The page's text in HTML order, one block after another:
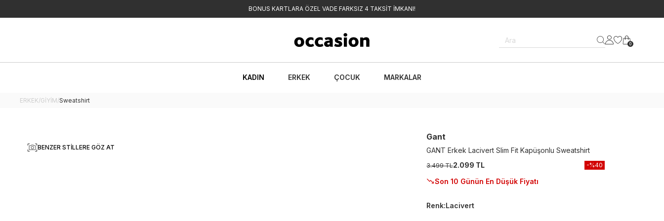
BONUS KARTLARA ÖZEL VADE FARKSIZ 4 TAKSİT İMKANI!
Ara 0
KADIN ERKEK ÇOCUK MARKALAR
ERKEK/GİYİM/Sweatshirt
BENZER STILLERE GÖZ AT
Gant
GANT Erkek Lacivert Slim Fit Kapüşonlu Sweatshirt
3.499 TL2.099 TL -%40
Son 10 Günün En Düşük Fiyatı
Renk:Lacivert